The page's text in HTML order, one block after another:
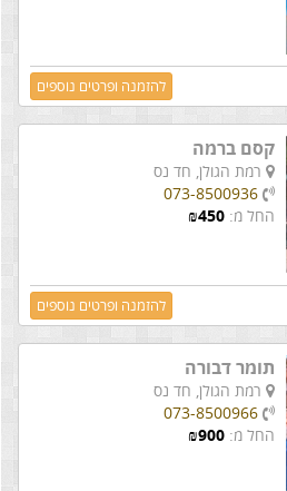
להזמנה ופרטים נוספים
קסם ברמה
רמת הגולן, חד נס
073-8500936
החל מ:
₪450
להזמנה ופרטים נוספים
תומר דבורה
רמת הגולן, חד נס
073-8500966
החל מ:
₪900